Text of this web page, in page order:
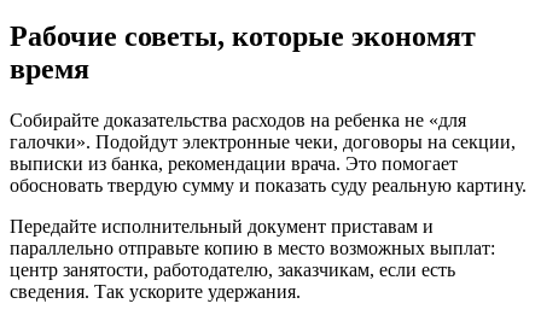
Рабочие советы, которые экономят
время
Собирайте доказательства расходов на ребенка не «для
галочки». Подойдут электронные чеки, договоры на секции,
выписки из банка, рекомендации врача. Это помогает
обосновать твердую сумму и показать суду реальную картину.
Передайте исполнительный документ приставам и
параллельно отправьте копию в место возможных выплат:
центр занятости, работодателю, заказчикам, если есть
сведения. Так ускорите удержания.